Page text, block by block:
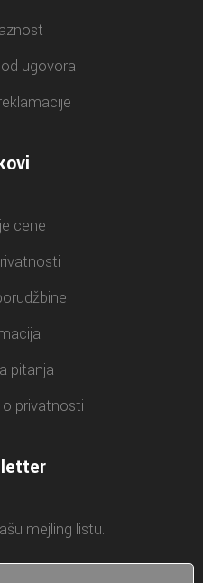
ugovora
cene
pitanja
privatnosti
mejling listu.